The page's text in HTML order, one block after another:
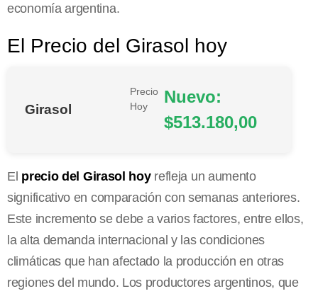
economía argentina.
El Precio del Girasol hoy
Girasol
Precio
Hoy
Nuevo:
$513.180,00
El precio del Girasol hoyrefleja un aumento
significativo en comparación con semanas anteriores.
Este incremento se debe a varios factores, entre ellos,
la alta demanda internacional y las condiciones
climáticas que han afectado la producción en otras
regiones del mundo. Los productores argentinos, que